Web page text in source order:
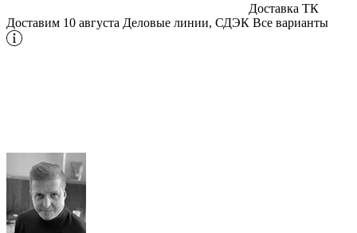
Доставка ТК
Доставим 10 августа Деловые линии, СДЭК Все варианты